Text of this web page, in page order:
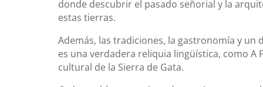
donde descubrir el pasado señorial y la
estas tierras.
Además, las tradiciones, la gastronomía y un
es una verdadera reliquia lingüística, como A
cultural de la Sierra de Gata.